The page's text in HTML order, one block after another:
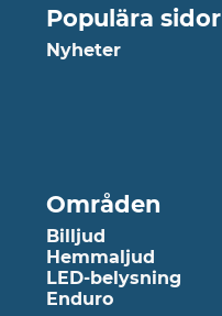
Populära sidor
Nyheter
Områden
Billjud
Hemmaljud
LED-belysning
Enduro